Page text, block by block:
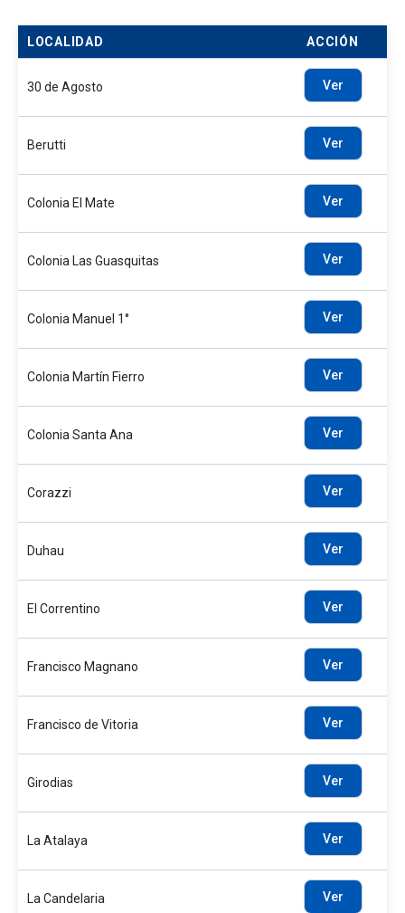
LOCALIDAD ACCIÓN
30 de Agosto Ver
Berutti Ver
Colonia El Mate Ver
Colonia Las Guasquitas Ver
Colonia Manuel 1° Ver
Colonia Martín Fierro Ver
Colonia Santa Ana Ver
Corazzi Ver
Duhau Ver
El Correntino Ver
Francisco Magnano Ver
Francisco de Vitoria Ver
Girodias Ver
La Atalaya Ver
La Candelaria Ver